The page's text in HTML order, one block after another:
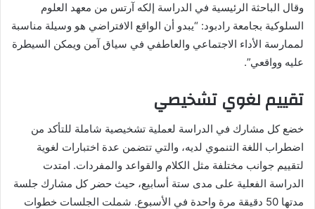
وقال الباحثة الرئيسية في الدراسة إلكه آرتس من معهد العلوم
السلوكية بجامعة رادبود: “يبدو أن الواقع الافتراضي هو وسيلة مناسبة
لممارسة الأداء الاجتماعي والعاطفي في سياق آمن ويمكن السيطرة
عليه وواقعي”.
تقييم لغوي تشخيصي
خضع كل مشارك في الدراسة لعملية تشخيصية شاملة للتأكد من
اضطراب اللغة التنموي لديه، والتي تتضمن عدة اختبارات لغوية
لتقييم جوانب مختلفة مثل الكلام والقواعد والمفردات. امتدت
الدراسة الفعلية على مدى ستة أسابيع، حيث حضر كل مشارك جلسة
مدتها 50 دقيقة مرة واحدة في الأسبوع. شملت الجلسات خطوات